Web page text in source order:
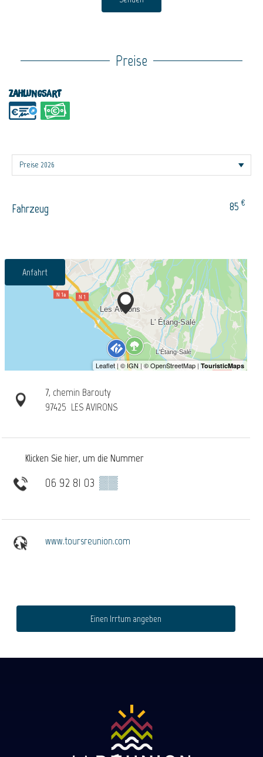
Preise
Zahlungsart
Fahrzeug 85 €
Anfahrt
7, chemin Barouty
97425 LES AVIRONS
Klicken Sie hier, um die Nummer
06 92 81 03 ▒▒
www.toursreunion.com
Einen Irrtum angeben